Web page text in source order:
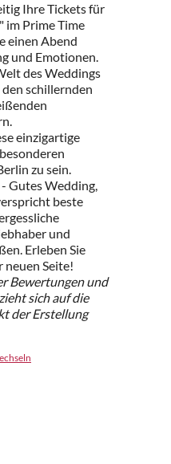
Ihre Tickets für
im Prime Time
einen Abend
und Emotionen.
des Weddings
den schillernden
einzigartige
zu sein.
Gutes Wedding,
beste
und
Erleben Sie
neuen Seite!
Bewertungen und
sich auf die
der Erstellung